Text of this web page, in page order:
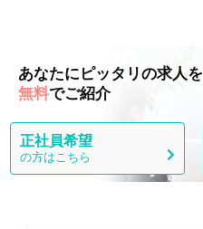
あなたにピッタリの求人を
無料でご紹介
正社員希望
の方はこちら